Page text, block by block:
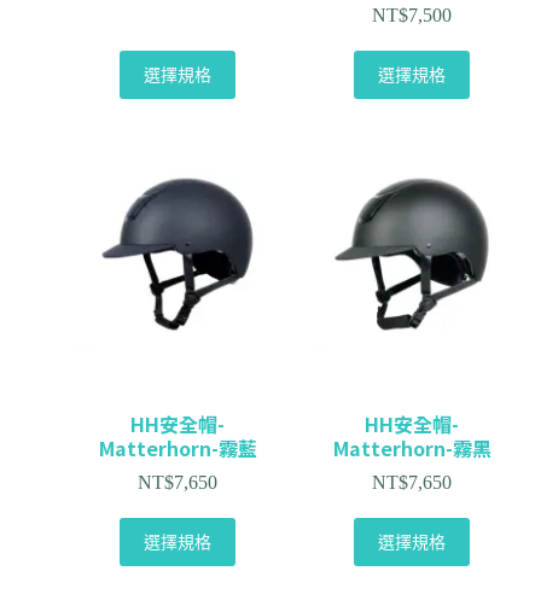
選擇規格
NT$7,500
選擇規格
HH安全帽-
Matterhorn-霧藍
NT$7,650
選擇規格
HH安全帽-
Matterhorn-霧黑
NT$7,650
選擇規格